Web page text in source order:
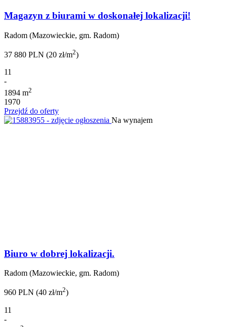
Magazyn z biurami w doskonałej lokalizacji!
Radom (Mazowieckie, gm. Radom)
37 880 PLN (20 zł/m2)
11
-
1894 m2
1970
Przejdź do oferty
Na wynajem
Biuro w dobrej lokalizacji.
Radom (Mazowieckie, gm. Radom)
960 PLN (40 zł/m2)
11
-